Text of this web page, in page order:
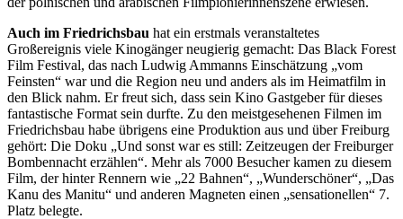
Auch im Friedrichsbau hat ein erstmals veranstaltetes
Großereignis viele Kinogänger neugierig gemacht: Das Black Forest
Film Festival, das nach Ludwig Ammanns Einschätzung „vom
Feinsten“ war und die Region neu und anders als im Heimatfilm in
den Blick nahm. Er freut sich, dass sein Kino Gastgeber für dieses
fantastische Format sein durfte. Zu den meistgesehenen Filmen im
Friedrichsbau habe übrigens eine Produktion aus und über Freiburg
gehört: Die Doku „Und sonst war es still: Zeitzeugen der Freiburger
Bombennacht erzählen“. Mehr als 7000 Besucher kamen zu diesem
Film, der hinter Rennern wie „22 Bahnen“, „Wunderschöner“, „Das
Kanu des Manitu“ und anderen Magneten einen „sensationellen“ 7.
Platz belegte.